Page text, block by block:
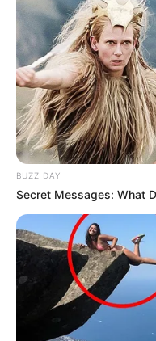
BUZZ DAY
Secret Messages: What